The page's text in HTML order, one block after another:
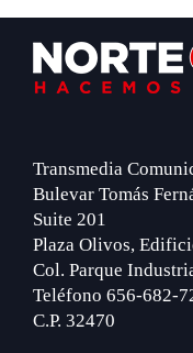
Footer
Transmedia
Bulevar Tomás
Suite 201
Plaza Olivos,
Col. Parque
Teléfono 656-682-
C.P. 32470